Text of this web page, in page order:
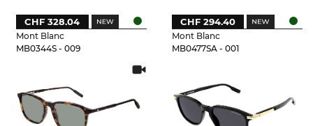
Mont Blanc
MB0344S - 009
CHF 328.04
Mont Blanc
MB0477SA - 001
CHF 294.40